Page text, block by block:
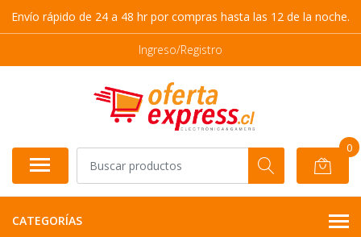
Envío rápido de 24 a 48 hr por compras hasta las 12 de la noche.
Ingreso/Registro
0
CATEGORÍAS